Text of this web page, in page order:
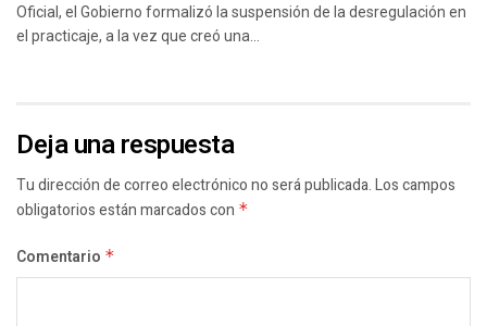
Oficial, el Gobierno formalizó la suspensión de la desregulación en
el practicaje, a la vez que creó una...
Deja una respuesta
Tu dirección de correo electrónico no será publicada.Los campos
obligatorios están marcados con *
Comentario *